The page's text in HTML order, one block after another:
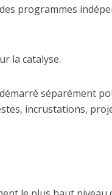
programmes
la catalyse.
séparément
incrustations,